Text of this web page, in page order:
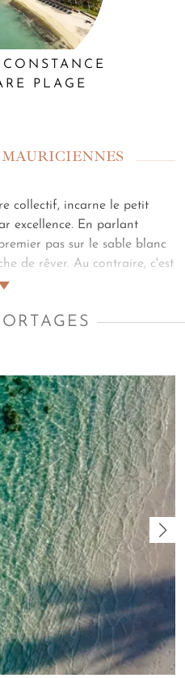
PLAGE
collectif, incarne le petit
excellence. En parlant
pas sur le sable blanc
de rêver. Au contraire, c'est
délicieuse. Pour cela,
de livres et de films autour de